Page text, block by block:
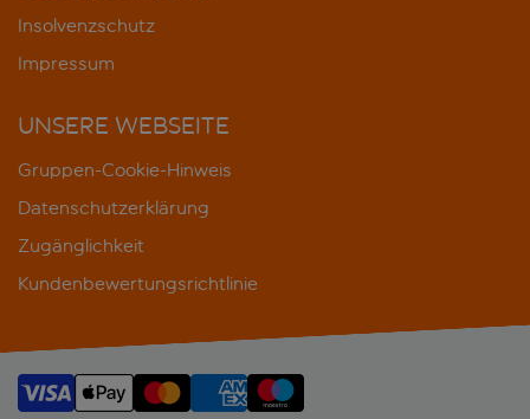
Insolvenzschutz
Impressum
UNSERE WEBSEITE
Gruppen-Cookie-Hinweis
Datenschutzerklärung
Zugänglichkeit
Kundenbewertungsrichtlinie